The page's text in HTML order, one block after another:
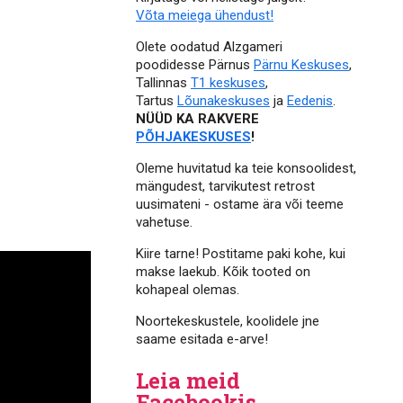
Võta meiega ühendust!
Olete oodatud Alzgameri
poodidesse Pärnus Pärnu Keskuses,
Tallinnas T1 keskuses,
Tartus Lõunakeskuses ja Eedenis.
NÜÜD KA RAKVERE
PÕHJAKESKUSES!
Oleme huvitatud ka teie konsoolidest,
mängudest, tarvikutest retrost
uusimateni - ostame ära või teeme
vahetuse.
Kiire tarne! Postitame paki kohe, kui
makse laekub. Kõik tooted on
kohapeal olemas.
Noortekeskustele, koolidele jne
saame esitada e-arve!
Leia meid